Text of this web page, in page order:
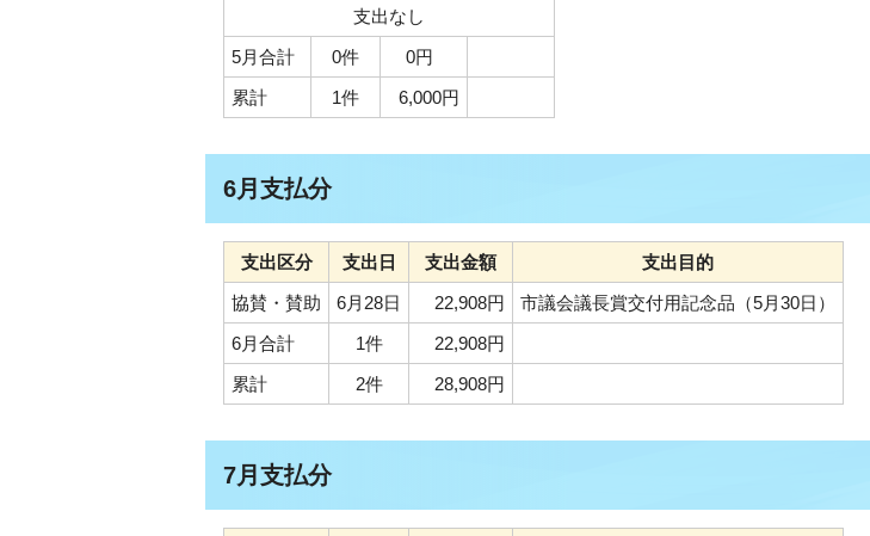
支出なし
5月合計
0件
0円
累計
1件 6,000円
6月支払分
支出区分 支出日 支出金額
支出目的
協賛・賛助
6月28日 22,908円
市議会議長賞交付用記念品（5月30日）
6月合計
1件
22,908円
累計
2件 28,908円
7月支払分